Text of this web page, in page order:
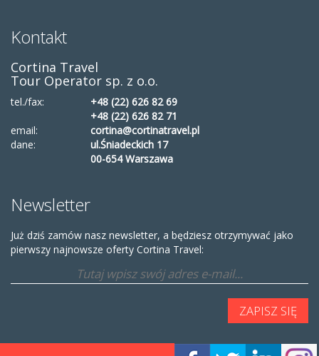
Kontakt
Cortina Travel
Tour Operator sp. z o.o.
tel./fax:
+48 (22) 626 82 69
+48 (22) 626 82 71
email:
cortina@cortinatravel.pl
dane:
ul.Śniadeckich 17
00-654 Warszawa
Newsletter
Już dziś zamów nasz newsletter, a będziesz otrzymywać jako
pierwszy najnowsze oferty Cortina Travel: